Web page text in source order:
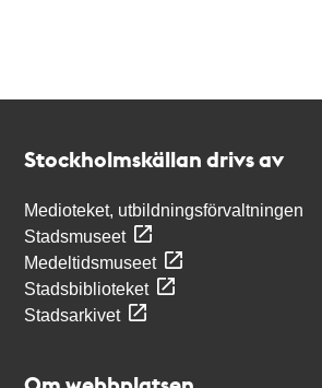
Stockholmskällan drivs av
Medioteket, utbildningsförvaltningen
Stadsmuseet
Medeltidsmuseet
Stadsbiblioteket
Stadsarkivet